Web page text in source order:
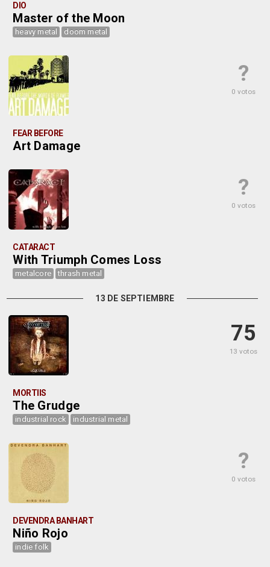
DIO
Master of the Moon
heavy metal doom metal
?
0 votos
FEAR BEFORE
Art Damage
?
0 votos
CATARACT
With Triumph Comes Loss
metalcore thrash metal
13 DE SEPTIEMBRE
75
13 votos
MORTIIS
The Grudge
industrial rock industrial metal
?
0 votos
DEVENDRA BANHART
Niño Rojo
indie folk